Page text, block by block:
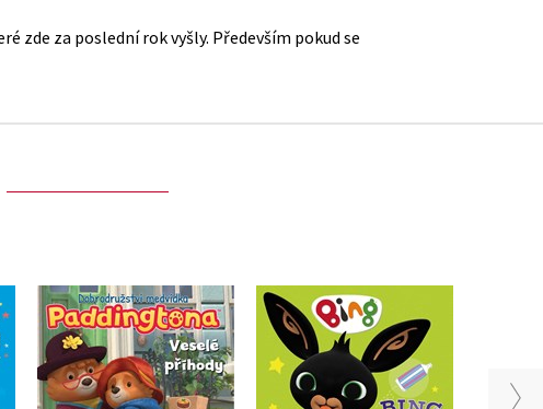
zde za poslední rok vyšly. Především pokud se
Dobrodružství
medvídka Paddingtona
- Veselé příhody
Kolektiv
Bing - Bing si čistí
zoubky
Kolektiv